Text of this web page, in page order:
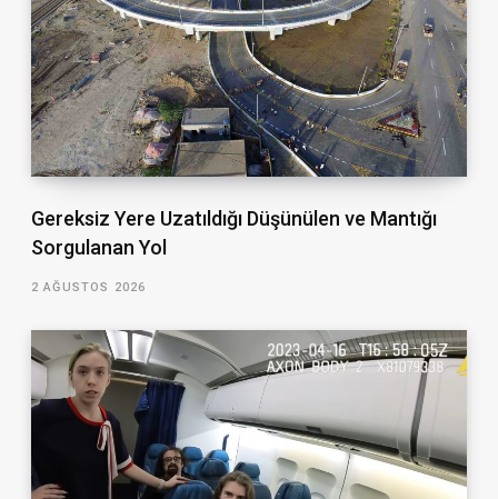
Gereksiz Yere Uzatıldığı Düşünülen ve Mantığı
Sorgulanan Yol
2 AĞUSTOS 2026